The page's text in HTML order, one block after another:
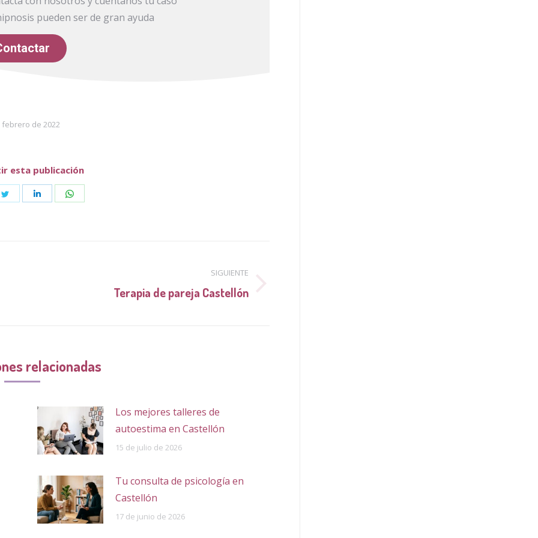
pueden ser de gran ayuda
febrero de 2022
esta publicación
Share
Share Share
SIGUIENTE
Terapia de pareja Castellón
relacionadas
Los mejores talleres de
autoestima en Castellón
15 de julio de 2026
Tu consulta de psicología en
Castellón
17 de junio de 2026